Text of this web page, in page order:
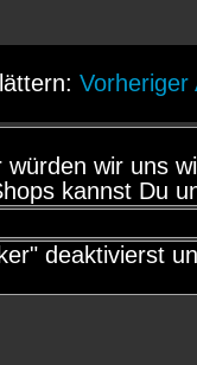
Vorheriger
wir uns
kannst Du
deaktivierst